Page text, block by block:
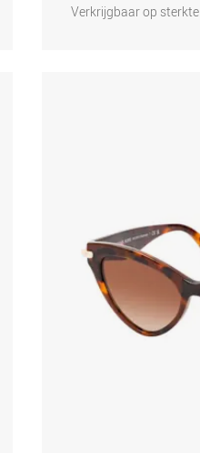
Verkrijgbaar op sterkte